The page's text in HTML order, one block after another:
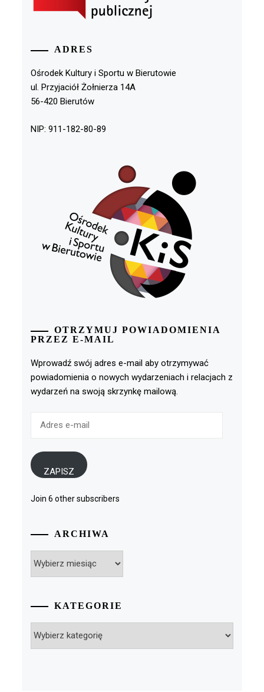
ADRES
Ośrodek Kultury i Sportu w Bierutowie
ul. Przyjaciół Żołnierza 14A
56-420 Bierutów
NIP: 911-182-80-89
OTRZYMUJ POWIADOMIENIA
PRZEZ E-MAIL
Wprowadź swój adres e-mail aby otrzymywać
powiadomienia o nowych wydarzeniach i relacjach z
wydarzeń na swoją skrzynkę mailową.
ZAPISZ
Join 6 other subscribers
ARCHIWA
KATEGORIE